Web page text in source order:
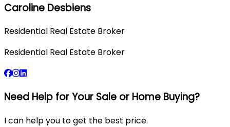
Caroline Desbiens
Residential Real Estate Broker
Residential Real Estate Broker
Need Help for Your Sale or Home Buying?
I can help you to get the best price.